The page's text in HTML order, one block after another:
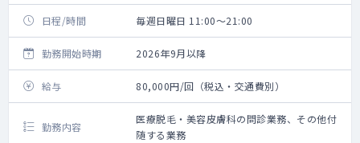
日程/時間 毎週日曜日 11:00～21:00
勤務開始時期 2026年9月以降
給与 80,000円/回（税込・交通費別）
勤務内容
医療脱毛・美容皮膚科の問診業務、その他付
随する業務